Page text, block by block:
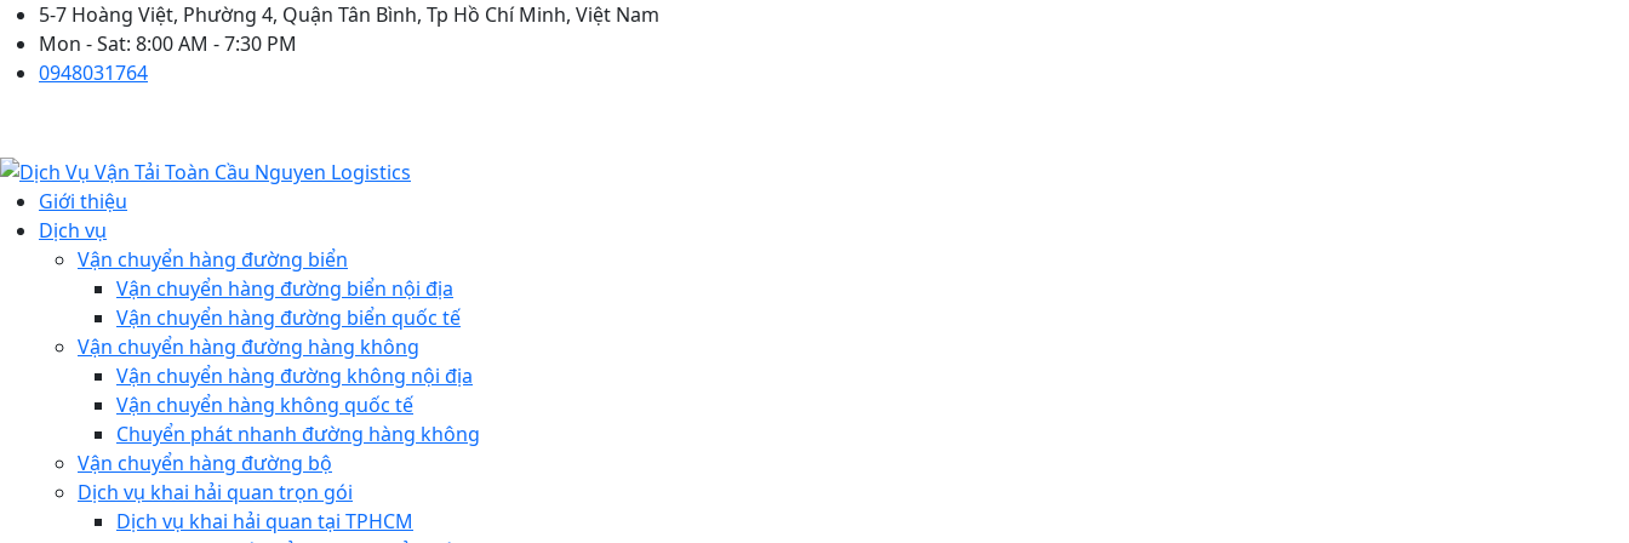
5-7 Hoàng Việt, Phường 4, Quận Tân Bình, Tp Hồ Chí Minh, Việt Nam
Mon - Sat: 8:00 AM - 7:30 PM
0948031764
Giới thiệu
Dịch vụ
Vận chuyển hàng đường biển
Vận chuyển hàng đường biển nội địa
Vận chuyển hàng đường biển quốc tế
Vận chuyển hàng đường hàng không
Vận chuyển hàng đường không nội địa
Vận chuyển hàng không quốc tế
Chuyển phát nhanh đường hàng không
Vận chuyển hàng đường bộ
Dịch vụ khai hải quan trọn gói
Dịch vụ khai hải quan tại TPHCM